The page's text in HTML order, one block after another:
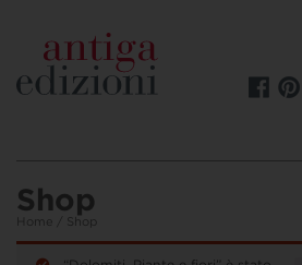
Shop
Home / Shop